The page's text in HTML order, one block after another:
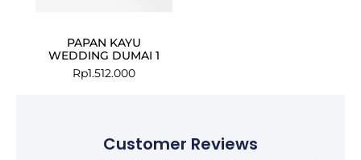
PAPAN KAYU
WEDDING DUMAI 1
Rp1.512.000
Customer Reviews